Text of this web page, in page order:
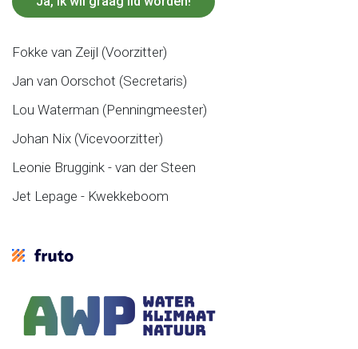
Fokke van Zeijl (Voorzitter)
Jan van Oorschot (Secretaris)
Lou Waterman (Penningmeester)
Johan Nix (Vicevoorzitter)
Leonie Bruggink - van der Steen
Jet Lepage - Kwekkeboom